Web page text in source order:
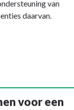
van
daarvan.
voor een